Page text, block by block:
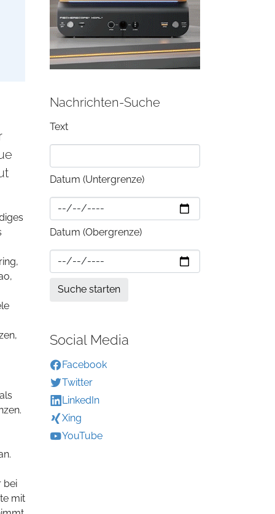
bei
mit
Nachrichten-Suche
Text
Datum (Untergrenze)
Datum (Obergrenze)
Social Media
Facebook
Twitter
LinkedIn
Xing
YouTube